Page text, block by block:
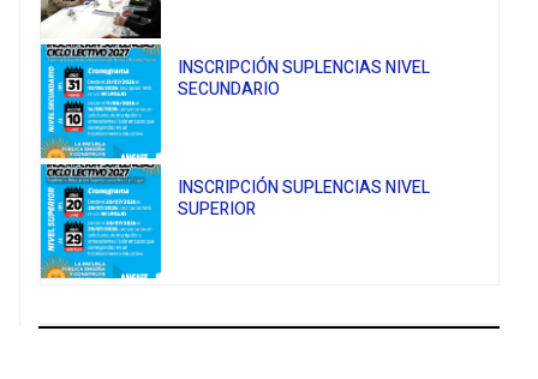
INSCRIPCIÓN SUPLENCIAS NIVEL
SECUNDARIO
INSCRIPCIÓN SUPLENCIAS NIVEL
SUPERIOR